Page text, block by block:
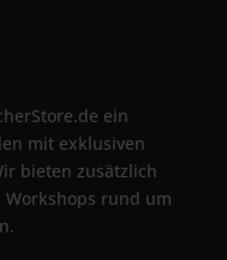
ein
mit exklusiven
bieten zusätzlich
rund um